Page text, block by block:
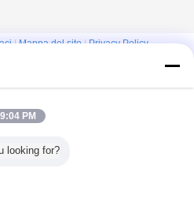
|Mappa del sito|Privacy Policy
Kinsom Precision Hardware Co.,ltd.
9:04 PM
looking for?